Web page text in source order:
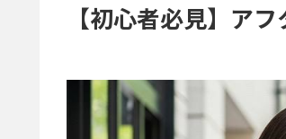
【初心者必見】ア